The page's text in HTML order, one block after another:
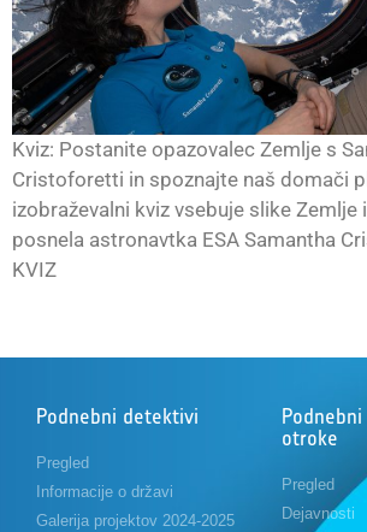
Kviz: Postanite opazovalec Zemlje s
Cristoforetti in spoznajte naš domači
izobraževalni kviz vsebuje slike Zemlje
posnela astronavtka ESA Samantha
KVIZ
Podnebni detektivi
Pregled
Informacije o državi
Galerija projektov 2024-2025
otroke
Pregled
Dejavnosti